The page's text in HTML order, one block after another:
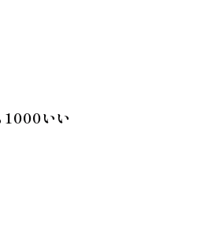
1000いい